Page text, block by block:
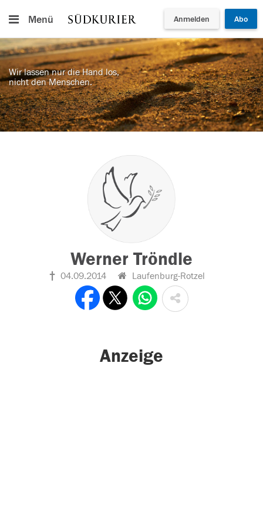
Menü Anmelden Abo
Wir lassen nur die Hand los,
nicht den Menschen.
Werner Tröndle
04.09.2014 Laufenburg-Rotzel
Anzeige